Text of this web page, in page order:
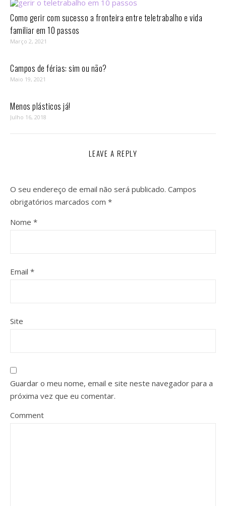
Como gerir com sucesso a fronteira entre teletrabalho e vida
familiar em 10 passos⁣
Março 2, 2021
Campos de férias: sim ou não?
Maio 19, 2021
Menos plásticos já!
Julho 16, 2018
LEAVE A REPLY
O seu endereço de email não será publicado. Campos
obrigatórios marcados com *
Nome *
Email *
Site
Guardar o meu nome, email e site neste navegador para a
próxima vez que eu comentar.
Comment